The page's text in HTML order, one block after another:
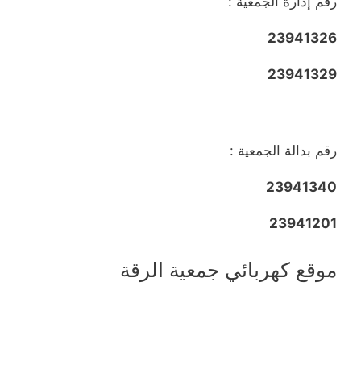
23941326
23941329
رقم بدالة الجمعية :
23941340
23941201
موقع كهربائي جمعية الرقة